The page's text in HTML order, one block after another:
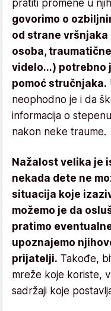
pratiti promene u
govorimo o
od strane
osoba,
videlo...) potrebno
pomoć stručnjaka.
neophodno je i da
informacija o
nakon neke traume.
Nažalost velika je
nekada dete ne
situacija koje
možemo je da
pratimo
upoznajemo
prijatelji. Takođe,
mreže koje koriste,
sadržaji koje